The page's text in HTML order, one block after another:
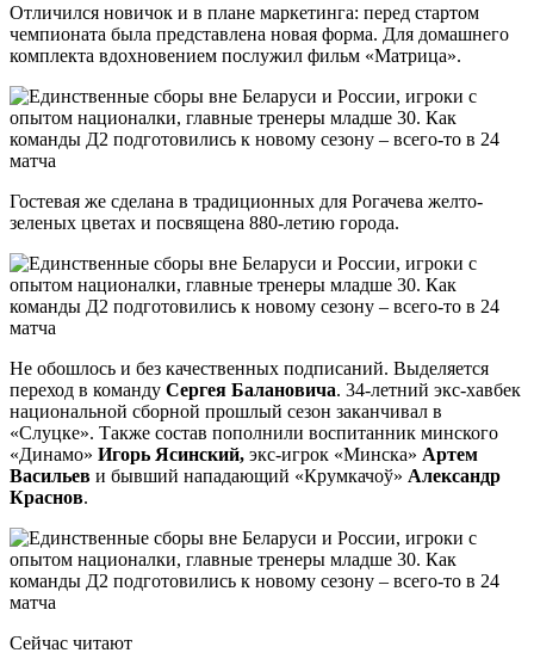
Отличился новичок и в плане маркетинга: перед стартом
чемпионата была представлена новая форма. Для домашнего
комплекта вдохновением послужил фильм «Матрица».
Гостевая же сделана в традиционных для Рогачева желто-
зеленых цветах и посвящена 880-летию города.
Не обошлось и без качественных подписаний. Выделяется
переход в команду Сергея Балановича. 34-летний экс-хавбек
национальной сборной прошлый сезон заканчивал в
«Слуцке». Также состав пополнили воспитанник минского
«Динамо» Игорь Ясинский, экс-игрок «Минска» Артем
Васильев и бывший нападающий «Крумкачоў» Александр
Краснов.
Сейчас читают